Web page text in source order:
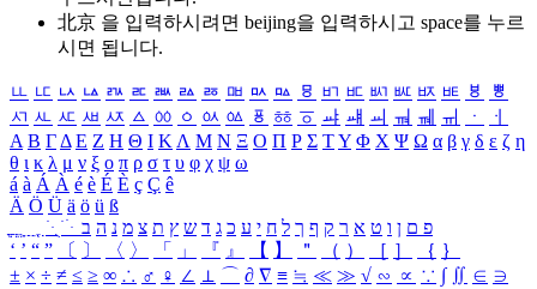
北京 을 입력하시려면 beijing을 입력하시고 space를 누르
시면 됩니다.
ㅥ ㅦ ㅧ ㅨ ㅩ ㅪ ㅫ ㅬ ㅭ ㅮ ㅯ ㅰ ㅱ ㅲ ㅳ ㅴ ㅵ ㅶ ㅷ ㅸ
ㅹ
ㅺ ㅻ ㅼ ㅽ ㅾ ㅿ ㆀ ㆁ ㆂ ㆃ ㆄ ㆅ ㆆ ㆇ ㆈ ㆉ ㆊ ㆋ ㆌ ㆍ
ㆎ
Α Β ΓΔ Ε Ζ Η Θ Ι ΚΛ Μ Ν Ξ Ο Π Ρ Σ ΤΥ Φ Χ Ψ Ω α β γ δ ε ζ η
θ ι κ λ μ ν ξ ο π ρ σ τ υ φ χ ψ ω
á à Á À é è É È ç Ç ê
Ä Ö Ü ä ö ü ß
ִֶֹ ֻּ ׁׂ פ ם ן ו ט א ר ק ף ך ל ח י ע כ ג ד ש ץ ת צ מ נ ה ב
‘ ’ “ ” 〔 〕 〈 〉 「 」 『 』 【 】 ＂ （ ） ［ ］ ｛ ｝
± × ÷ ≠ ≤ ≥ ∞ ∴ ♂ ♀ ∠ ⊥ ⌒ ∂ ∇ ≡ ≒ ≪ ≫ √ ∽ ∝ ∵ ∫ ∬ ∈ ∋